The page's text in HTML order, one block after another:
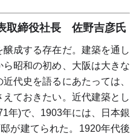
取締役社長 佐野吉彦氏
成する存在だ。建築を通し
昭和の初め、大阪は大きな
代史を語るにあたっては、
ておきたい。近代建築とし
年)で、1903年には、日本銀
が建てられた。1920年代後